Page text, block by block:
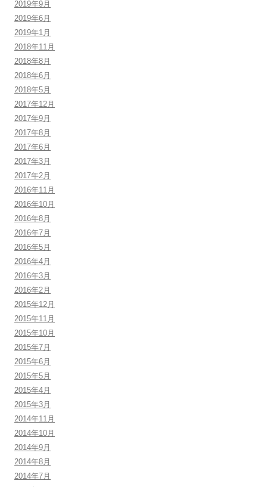
2019年9月
2019年6月
2019年1月
2018年11月
2018年8月
2018年6月
2018年5月
2017年12月
2017年9月
2017年8月
2017年6月
2017年3月
2017年2月
2016年11月
2016年10月
2016年8月
2016年7月
2016年5月
2016年4月
2016年3月
2016年2月
2015年12月
2015年11月
2015年10月
2015年7月
2015年6月
2015年5月
2015年4月
2015年3月
2014年11月
2014年10月
2014年9月
2014年8月
2014年7月